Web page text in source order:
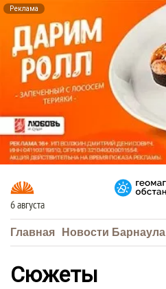
Реклама
6 августа
Главная Новости Барнаула
Сюжеты